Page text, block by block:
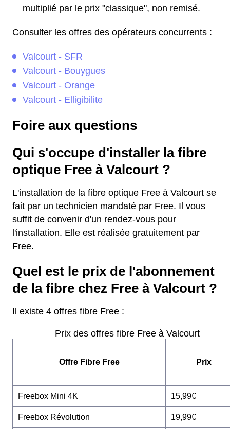
multiplié par le prix "classique", non remisé.
Consulter les offres des opérateurs concurrents :
Valcourt - SFR
Valcourt - Bouygues
Valcourt - Orange
Valcourt - Elligibilite
Foire aux questions
Qui s'occupe d'installer la fibre
optique Free à Valcourt ?
L'installation de la fibre optique Free à Valcourt se
fait par un technicien mandaté par Free. Il vous
suffit de convenir d'un rendez-vous pour
l'installation. Elle est réalisée gratuitement par
Free.
Quel est le prix de l'abonnement
de la fibre chez Free à Valcourt ?
Il existe 4 offres fibre Free :
Prix des offres fibre Free à Valcourt
Offre Fibre Free Prix
Freebox Mini 4K 15,99€
Freebox Révolution 19,99€